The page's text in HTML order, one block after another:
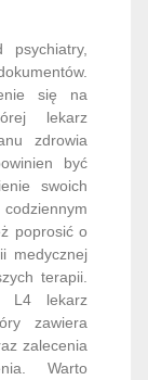
się na
lekarz
zdrowia
być
swoich
poprosić o
medycznej
terapii.
L4 lekarz
zawiera
zalecenia
Warto